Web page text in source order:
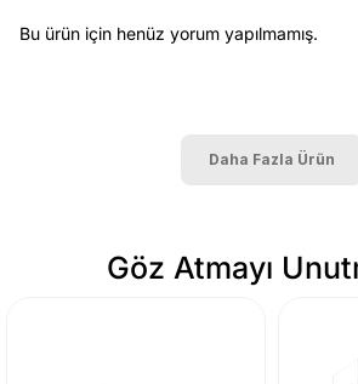
Bu ürün için henüz yorum yapılmamış.
Daha Fazla Ürün
Göz Atmayı